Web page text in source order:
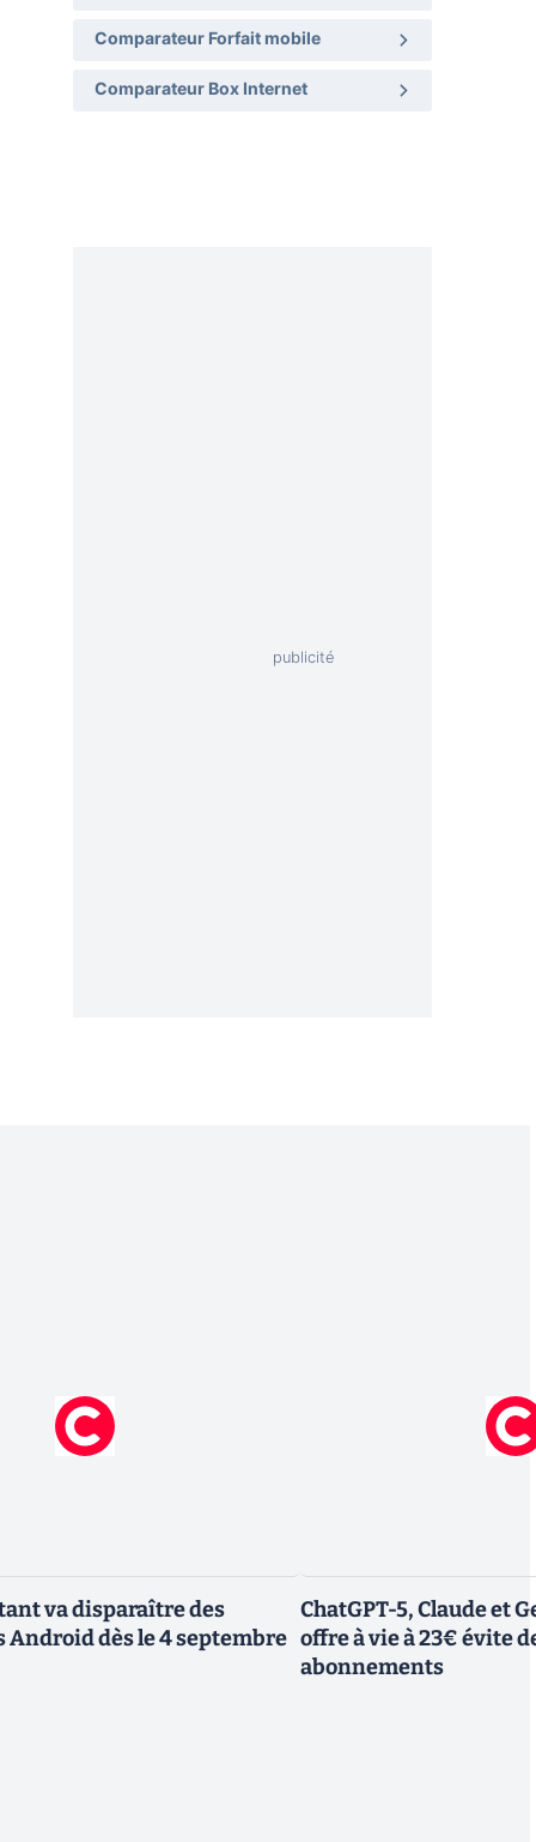
Comparateur Forfait mobile
Comparateur Box Internet
va disparaître des
Android dès le 4 septembre
ChatGPT-5, Claude et
offre à vie à 23€ évite
abonnements